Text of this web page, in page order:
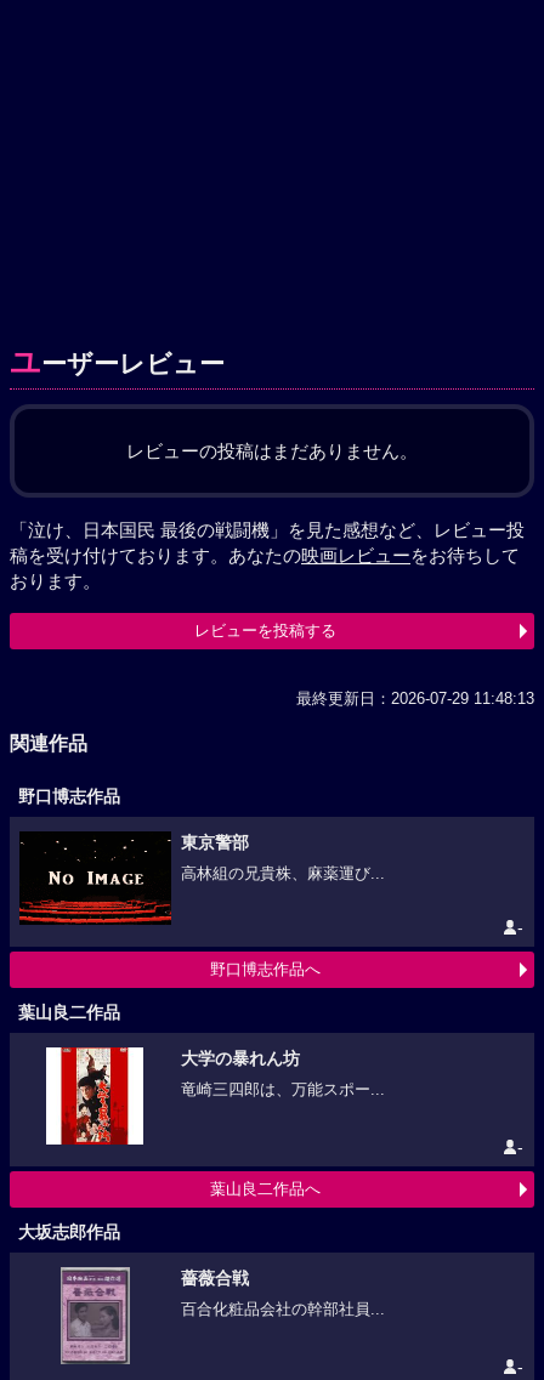
ユーザーレビュー
レビューの投稿はまだありません。
「泣け、日本国民 最後の戦闘機」を見た感想など、レビュー投
稿を受け付けております。あなたの映画レビューをお待ちして
おります。
レビューを投稿する
最終更新日：2026-07-29 11:48:13
関連作品
野口博志作品
東京警部
高林組の兄貴株、麻薬運び...
-
野口博志作品へ
葉山良二作品
大学の暴れん坊
竜崎三四郎は、万能スポー...
-
葉山良二作品へ
大坂志郎作品
薔薇合戦
百合化粧品会社の幹部社員...
-